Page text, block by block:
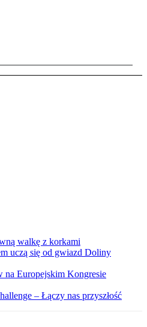
walkę z korkami
uczą się od gwiazd Doliny
na Europejskim Kongresie
– Łączy nas przyszłość